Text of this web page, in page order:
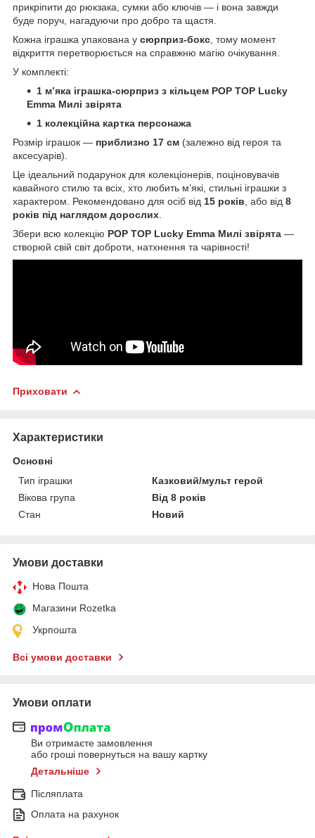
прикріпити до рюкзака, сумки або ключів — і вона завжди
буде поруч, нагадуючи про добро та щастя.
Кожна іграшка упакована у сюрприз-бокс , тому момент
відкриття перетворюється на справжню магію очікування.
У комплекті:
1 м’яка іграшка-сюрприз з кільцем POP TOP Lucky
Emma Милі звірята
1 колекційна картка персонажа
Розмір іграшок — приблизно 17 см (залежно від героя та
аксесуарів).
Це ідеальний подарунок для колекціонерів, поціновувачів
кавайного стилю та всіх, хто любить м’які, стильні іграшки з
характером. Рекомендовано для осіб від 15 років , або від 8
років під наглядом дорослих
Збери всю колекцію POP TOP Lucky Emma Милі звірята —
створюй свій світ доброти, натхнення та чарівності!
Приховати
Характеристики
Основні
Тип іграшки
Казковий/мульт герой
Вікова група
Від 8 років
Стан
Новий
Умови доставки
Нова Пошта
Магазини Rozetka
Укрпошта
Всі умови доставки
Умови оплати
Ви отримаєте замовлення
або гроші повернуться на вашу картку
Детальніше
Післяплата
Оплата на рахунок